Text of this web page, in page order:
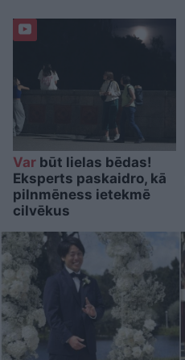
Var būt lielas bēdas!
Eksperts paskaidro, kā
pilnmēness ietekmē
cilvēkus